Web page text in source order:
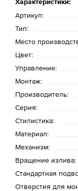
Артикул:
Тип:
Место
Цвет:
Управление:
Монтаж:
Производитель:
Серия:
Стилистика:
Материал:
Механизм:
Вращение излива:
Стандартная
Отверстия для